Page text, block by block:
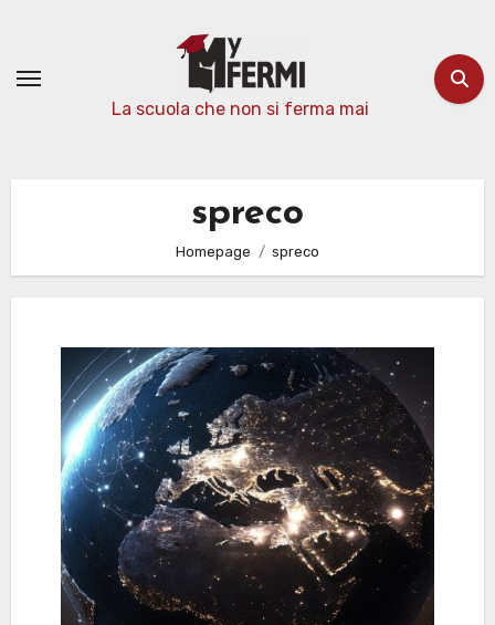
contenuto
La scuola che non si ferma mai
spreco
Homepage spreco